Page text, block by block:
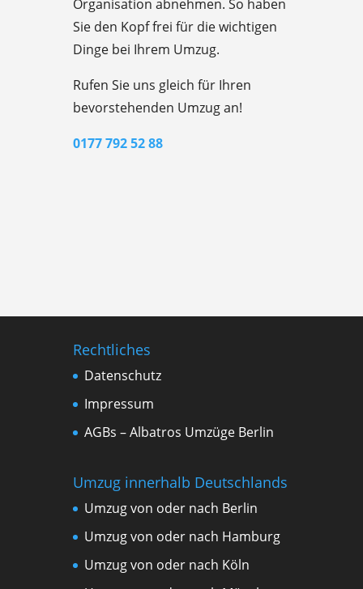
Organisation abnehmen. So haben
Sie den Kopf frei für die wichtigen
Dinge bei Ihrem Umzug.
Rufen Sie uns gleich für Ihren
bevorstehenden Umzug an!
0177 792 52 88
Rechtliches
Datenschutz
Impressum
AGBs – Albatros Umzüge Berlin
Umzug innerhalb Deutschlands
Umzug von oder nach Berlin
Umzug von oder nach Hamburg
Umzug von oder nach Köln